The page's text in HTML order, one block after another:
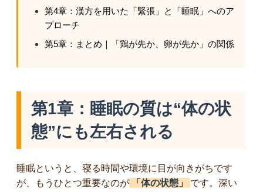
第4章：漢方を用いた「緊張」と「睡眠」へのア
プローチ
第5章：まとめ｜「鶏が先か、卵が先か」の関係
第1章：睡眠の質は“体の状
態”にも左右される
睡眠というと、寝る時間や環境に目が向きがちです
が、もうひとつ重要なのが
「体の状態」
です。深い